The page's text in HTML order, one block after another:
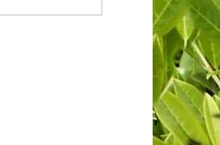
KOŠÍKU